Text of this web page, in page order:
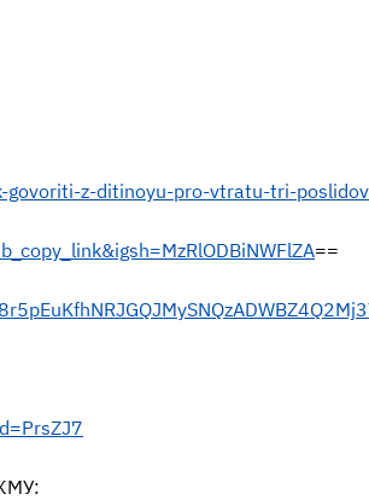
govoriti-z-ditinoyu-pro-vtratu-tri-
==